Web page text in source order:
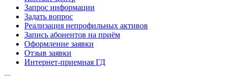
Запрос информации
Задать вопрос
Реализация непрофильных активов
Запись абонентов на приём
Оформление заявки
Отзыв заявки
Интернет-приемная ГД